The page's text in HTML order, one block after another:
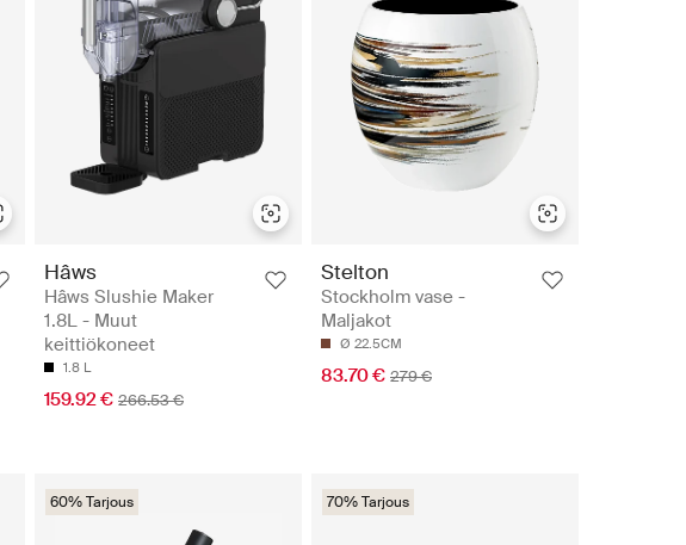
Hâws
Hâws Slushie Maker
1.8L - Muut
keittiökoneet
1.8 L
159.92 € 266.53 €
Stelton
Stockholm vase -
Maljakot
Ø 22.5CM
83.70 € 279 €
60% Tarjous 70% Tarjous